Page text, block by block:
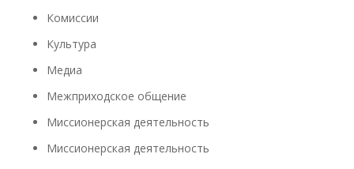
Комиссии
Культура
Медиа
Межприходское общение
Миссионерская деятельность
Миссионерская деятельность